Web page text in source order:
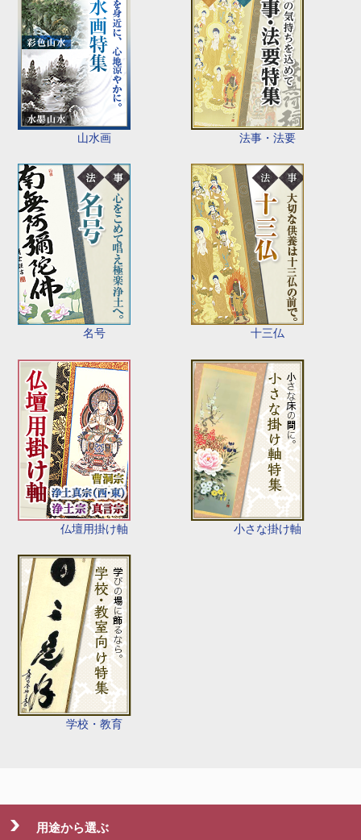
山水画 法事・法要
名号 十三仏
仏壇用掛け軸 小さな掛け軸
学校・教育
用途から選ぶ